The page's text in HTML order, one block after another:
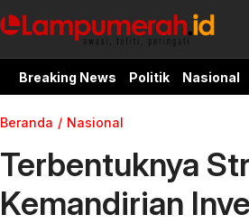
Breaking News Politik Nasional
Beranda Nasional
Terbentuknya
Kemandirian